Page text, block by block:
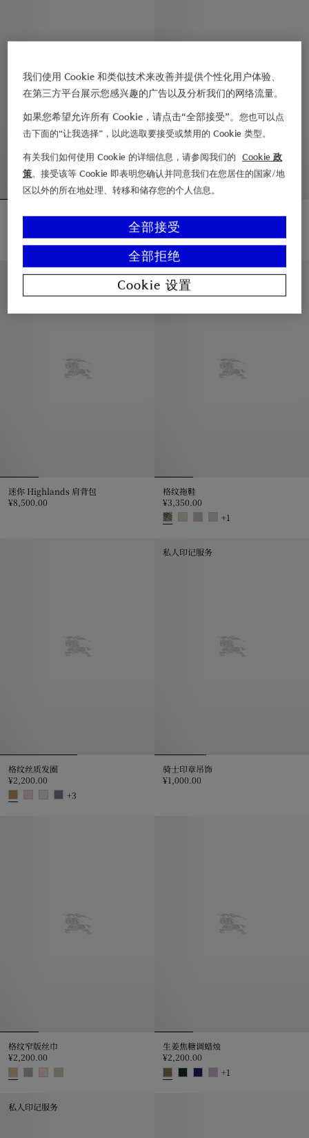
格纹羊绒混纺针织帽
格纹羊绒混纺针织帽, ¥3,350.00
骑士徽标环状耳环
¥3,250.00
骑士徽标环状耳环, ¥3,250.00
迷你 Highlands 肩背包
¥8,500.00
格纹拖鞋
¥3,350.00
+1
格纹丝质发圈
¥2,200.00
+3
私人印记服务
骑士印章吊饰
¥1,000.00
格纹窄版丝巾
¥2,200.00
生姜焦糖调蜡烛
¥2,200.00
+1
私人印记服务
我们使用 Cookie 和类似技术来改善并提供个性化用户体验、
在第三方平台展示您感兴趣的广告以及分析我们的网络流量。
如果您希望允许所有 Cookie，请点击“全部接受”。您也可以点
击下面的“让我选择”，以此选取要接受或禁用的 Cookie 类型。
有关我们如何使用 Cookie 的详细信息，请参阅我们的
Cookie 政
策。接受该等 Cookie 即表明您确认并同意我们在您居住的国家/地
区以外的所在地处理、转移和储存您的个人信息。
全部拒绝
全部接受
Cookie 设置